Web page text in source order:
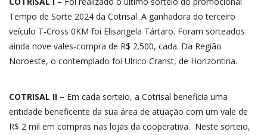
Tempo de Sorte 2024 da Cotrisal. A ganhadora do terceiro
veículo T-Cross 0KM foi Elisangela Tártaro. Foram sorteados
ainda nove vales-compra de R$ 2.500, cada. Da Região
Noroeste, o contemplado foi Ulrico Cranst, de Horizontina.
COTRISAL II – Em cada sorteio, a Cotrisal beneficia uma
entidade beneficente da sua área de atuação com um vale de
R$ 2 mil em compras nas lojas da cooperativa. Neste sorteio,